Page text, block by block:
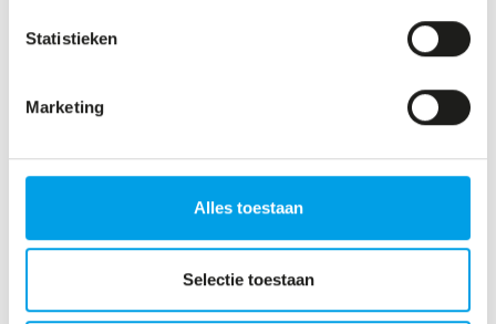
Statistieken
Marketing
Alles toestaan
Selectie toestaan
015 – 20 62 000
info@number01.nl
Burgemeestersrand 198b
2625 NZ Delft